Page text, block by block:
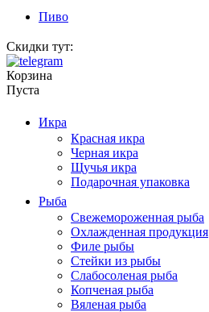
Пиво
Скидки тут:
Корзина
Пуста
Икра
Красная икра
Черная икра
Щучья икра
Подарочная упаковка
Рыба
Свежемороженная рыба
Охлажденная продукция
Филе рыбы
Стейки из рыбы
Слабосоленая рыба
Копченая рыба
Вяленая рыба